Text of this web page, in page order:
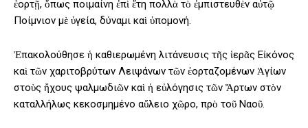
ἑορτῇ, ὅπως ποιμαίνη ἐπὶ ἔτη πολλὰ τὸ ἐμπιστευθὲν αὐτῷ
Ποίμνιον μὲ ὑγεία, δύναμι καὶ ὑπομονή.
Ἐπακολούθησε ἡ καθιερωμένη λιτάνευσις τῆς ἱερᾶς Εἰκόνος
καὶ τῶν χαριτοβρύτων Λειψάνων τῶν ἑορταζομένων Ἁγίων
στοὺς ἤχους ψαλμωδιῶν καὶ ἡ εὐλόγησις τῶν Ἄρτων στὸν
καταλλήλως κεκοσμημένο αὔλειο χῶρο, πρὸ τοῦ Ναοῦ.